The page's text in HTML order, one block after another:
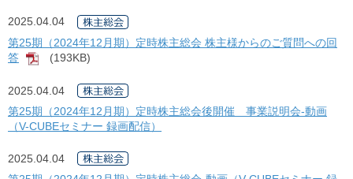
2025.04.04
第25期（2024年12月期）定時株主総会 株主様からのご質問への回
答
[PDF]
(193KB)
2025.04.04
第25期（2024年12月期）定時株主総会後開催 事業説明会-動画
（V-CUBEセミナー 録画配信）
2025.04.04